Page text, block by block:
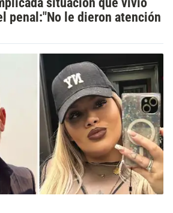
penal:"No le dieron atención